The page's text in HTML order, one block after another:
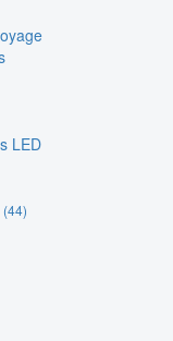
LED
(44)